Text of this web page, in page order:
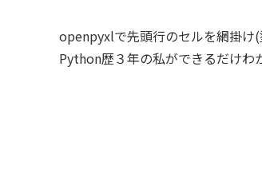
openpyxlで先頭行のセルを網掛け(
Python歴３年の私ができるだけわ